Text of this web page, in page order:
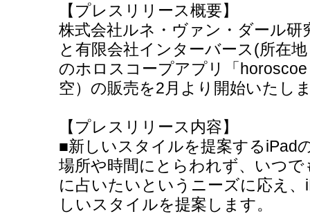
【プレスリリース概要】
株式会社ルネ・ヴァン・ダール研
と有限会社インターバース(所在
のホロスコープアプリ「
空）の販売を2月より開始いたし
【プレスリリース内容】
■新しいスタイルを提案するiPad
場所や時間にとらわれず、いつ
に占いたいというニーズに応え
しいスタイルを提案します。